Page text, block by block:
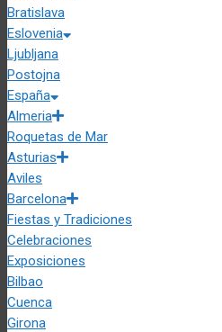
Bratislava
Eslovenia
Ljubljana
Postojna
España
Almeria
Roquetas de Mar
Asturias
Aviles
Barcelona
Fiestas y Tradiciones
Celebraciones
Exposiciones
Bilbao
Cuenca
Girona